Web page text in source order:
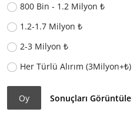
800 Bin - 1.2 Milyon ₺
1.2-1.7 Milyon ₺
2-3 Milyon ₺
Her Türlü Alırım (3Milyon+₺)
Oy Sonuçları Görüntüle